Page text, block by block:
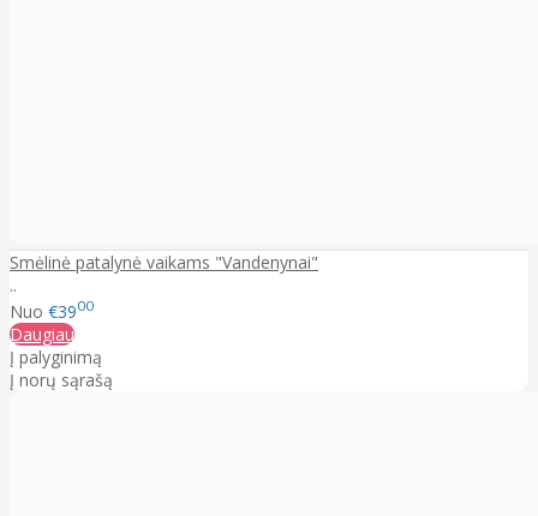
Smėlinė patalynė vaikams "Vandenynai"
..
Nuo €3900
Daugiau
Į palyginimą
Į norų sąrašą